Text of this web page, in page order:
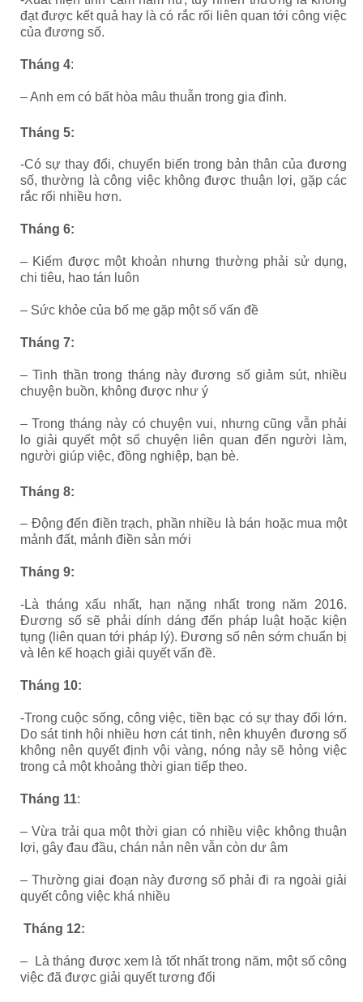
đạt được kết quả hay là có rắc rối liên quan tới công việc
của đương số.
Tháng 4:
– Anh em có bất hòa mâu thuẫn trong gia đình.
Tháng 5:
-Có sự thay đổi, chuyển biến trong bản thân của đương
số, thường là công việc không được thuận lợi, gặp các
rắc rối nhiều hơn.
Tháng 6:
– Kiếm được một khoản nhưng thường phải sử dụng,
chi tiêu, hao tán luôn
– Sức khỏe của bố mẹ gặp một số vấn đề
Tháng 7:
– Tinh thần trong tháng này đương số giảm sút, nhiều
chuyện buồn, không được như ý
– Trong tháng này có chuyện vui, nhưng cũng vẫn phải
lo giải quyết một số chuyện liên quan đến người làm,
người giúp việc, đồng nghiệp, bạn bè.
Tháng 8:
– Động đến điền trạch, phần nhiều là bán hoặc mua một
mảnh đất, mảnh điền sản mới
Tháng 9:
-Là tháng xấu nhất, hạn nặng nhất trong năm 2016.
Đương số sẽ phải dính dáng đến pháp luật hoặc kiện
tụng (liên quan tới pháp lý). Đương số nên sớm chuẩn bị
và lên kế hoạch giải quyết vấn đề.
Tháng 10:
-Trong cuộc sống, công việc, tiền bạc có sự thay đổi lớn.
Do sát tinh hội nhiều hơn cát tinh, nên khuyên đương số
không nên quyết định vội vàng, nóng nảy sẽ hỏng việc
trong cả một khoảng thời gian tiếp theo.
Tháng 11:
– Vừa trải qua một thời gian có nhiều việc không thuận
lợi, gây đau đầu, chán nản nên vẫn còn dư âm
– Thường giai đoạn này đương số phải đi ra ngoài giải
quyết công việc khá nhiều
Tháng 12:
– Là tháng được xem là tốt nhất trong năm, một số công
việc đã được giải quyết tương đối